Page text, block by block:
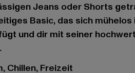
Jeans oder Shorts
Basic, das sich mühelos
und dir mit seiner
Chillen, Freizeit